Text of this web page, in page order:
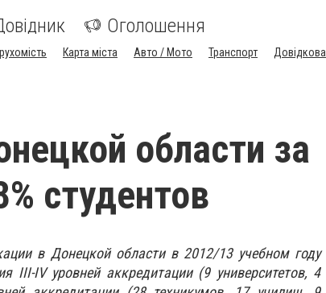
Оголошення
Карта міста Авто / Мото Транспорт Довідкова
области за
студентов
в Донецкой области в 2012/13 учебном году
III-IV уровней аккредитации (9 университетов, 4